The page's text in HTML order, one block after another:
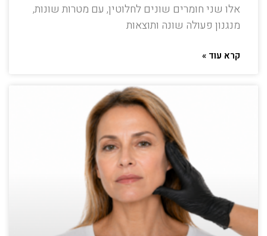
אלו שני חומרים שונים לחלוטין, עם מטרות שונות,
מנגנון פעולה שונה ותוצאות
קרא עוד »